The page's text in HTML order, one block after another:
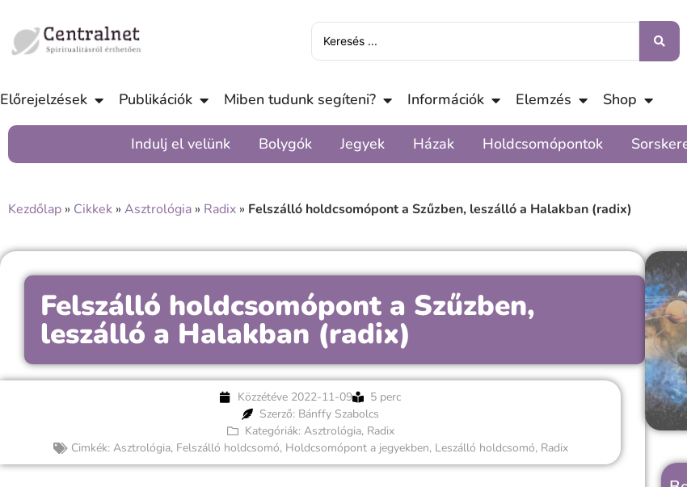
Előrejelzések Publikációk Miben tudunk segíteni? Információk Elemzés Shop
Indulj el velünk Bolygók Jegyek Házak Holdcsomópontok
Kezdőlap » Cikkek » Asztrológia » Radix » Felszálló holdcsomópont a Szűzben, leszálló a Halakban (radix)
Felszálló holdcsomópont a Szűzben,
leszálló a Halakban (radix)
Közzétéve 2022-11-09
5 perc
Szerző: Bánffy Szabolcs
Kategóriák: Asztrológia, Radix
Cimkék: Asztrológia, Felszálló holdcsomó, Holdcsomópont a jegyekben, Leszálló holdcsomó, Radix